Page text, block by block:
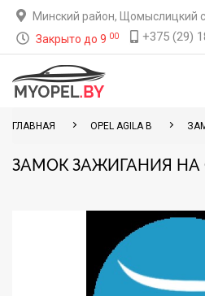
Минский район, Щомыслицкий
Закрыто до 9 00 +375 (29)
ГЛАВНАЯ OPEL AGILA B
ЗАМОК ЗАЖИГАНИЯ НА